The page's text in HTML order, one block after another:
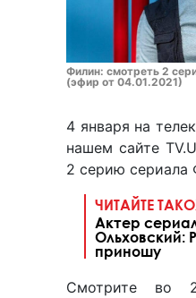
Филин: смотреть 2
(эфир от 04.01.2021)
4 января на
нашем сайте
2 серию сериала
ЧИТАЙТЕ
Актер
Ольховский:
приношу
Смотрите во